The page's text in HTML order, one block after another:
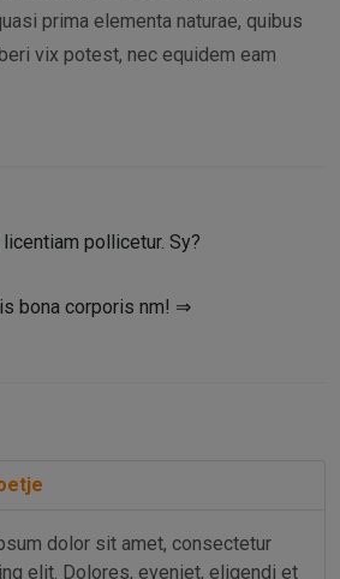
prima elementa naturae, quibus
vix potest, nec equidem eam
pollicetur. Sy?
bona corporis nm! ⇒
dolor sit amet, consectetur
elit. Dolores, eveniet, eligendi et